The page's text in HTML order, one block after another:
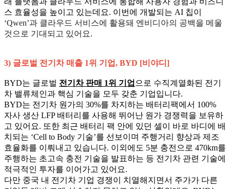
스 효율성을 높이고 있는데요. 이번에 개발되는 AI 칩이
‘Qwen’과 클라우드 서비스에 활용돼 엔비디아의 공백을 메울
것으로 기대되고 있어요.
3) 글로벌 전기차 매출 1위 기업, BYD [비야디]
BYD는 글로벌 전기차 판매 1위 기업 으로 수직계열화된 전기
차 밸류체인과 핵심 기술을 모두 갖춘 기업입니다.
BYD는 전기차 원가의 30%를 차지하는 배터리팩에서 100%
자사 생산 LFP 배터리를 사용해 뛰어난 원가 경쟁력을 보유하
고 있어요. 또한 최근 배터리 팩 안에 있던 셀이 바로 바디에 배
치되는 ‘Cell to Body 기술’를 선보이며 주행거리 향상과 제조
효율화를 이뤄내고 있습니다. 이외에도 5분 충전으로 470km를
주행하는 초고속 충전 기술을 발표하는 등 전기차 관련 기술에
적극적인 투자를 이어가고 있어요.
다만 중국 내 전기차 기업 경쟁이 치열해지면서 주가가 다른